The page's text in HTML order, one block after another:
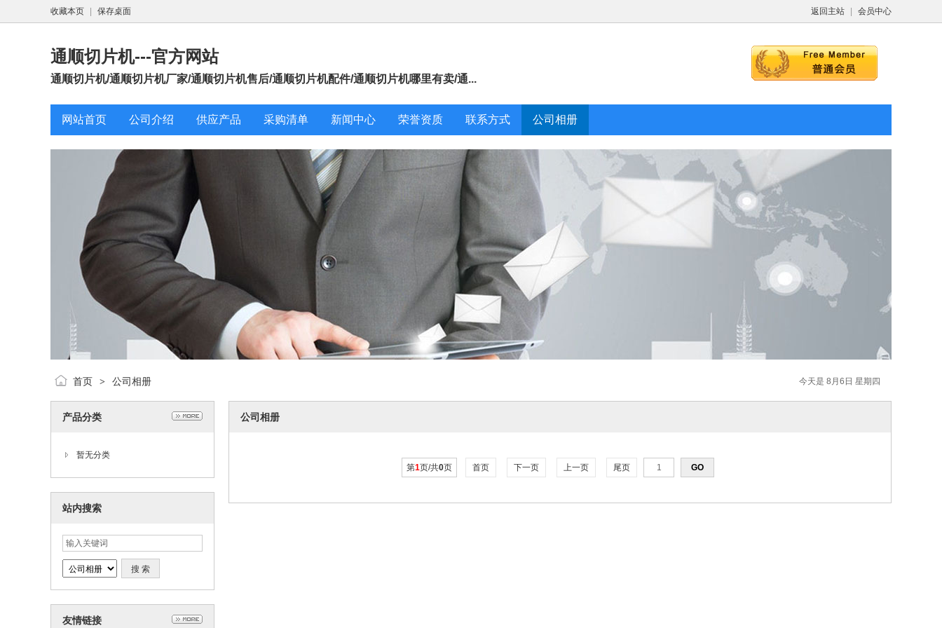
返回主站 会员中心
收藏本页 保存桌面
通顺切片机---官方网站
通顺切片机/通顺切片机厂家/通顺切片机售后/通顺切片机配件/通顺切片机哪里有卖/通...
网站首页 公司介绍 供应产品 采购清单 新闻中心 荣誉资质 联系方式 公司相册
今天是 8月6日 星期四
首页 > 公司相册
产品分类
暂无分类
站内搜索
友情链接
公司相册
第1页/共0页 首页 下一页 上一页 尾页